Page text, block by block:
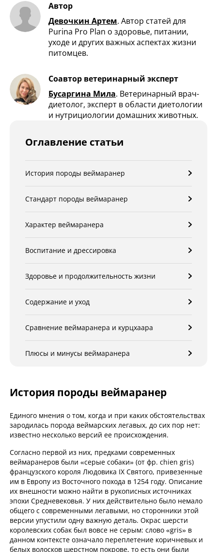
Автор
Девочкин Артем. Автор статей для
Purina Pro Plan о здоровье, питании,
уходе и других важных аспектах жизни
питомцев.
Соавтор ветеринарный эксперт
Бусаргина Мила. Ветеринарный врач-
диетолог, эксперт в области диетологии
и нутрициологии домашних животных.
Оглавление статьи
История породы веймаранер
Стандарт породы веймаранер
Характер веймаранера
Воспитание и дрессировка
Здоровье и продолжительность жизни
Содержание и уход
Сравнение веймаранера и курцхаара
Плюсы и минусы веймаранера
История породы веймаранер
Единого мнения о том, когда и при каких обстоятельствах
зародилась порода веймарских легавых, до сих пор нет:
известно несколько версий ее происхождения.
Согласно первой из них, предками современных
веймаранеров были «серые собаки» (от фр. chien gris)
французского короля Людовика IX Святого, привезенные
им в Европу из Восточного похода в 1254 году. Описание
их внешности можно найти в рукописных источниках
эпохи Средневековья. У них действительно было немало
общего с современными легавыми, но сторонники этой
версии упустили одну важную деталь. Окрас шерсти
королевских собак был вовсе не серым: слово «gris» в
данном контексте означало переплетение коричневых и
белых волосков шерстном покрове, то есть они были